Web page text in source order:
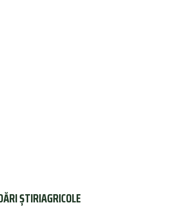
ȘTIRIAGRICOLE